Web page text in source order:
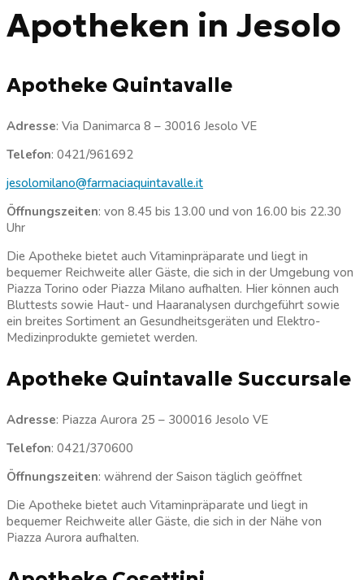
Apotheken in Jesolo
Apotheke Quintavalle
Adresse: Via Danimarca 8 – 30016 Jesolo VE
Telefon: 0421/961692
jesolomilano@farmaciaquintavalle.it
Öffnungszeiten: von 8.45 bis 13.00 und von 16.00 bis 22.30
Uhr
Die Apotheke bietet auch Vitaminpräparate und liegt in
bequemer Reichweite aller Gäste, die sich in der Umgebung von
Piazza Torino oder Piazza Milano aufhalten. Hier können auch
Bluttests sowie Haut- und Haaranalysen durchgeführt sowie
ein breites Sortiment an Gesundheitsgeräten und Elektro-
Medizinprodukte gemietet werden.
Apotheke Quintavalle Succursale
Adresse: Piazza Aurora 25 – 300016 Jesolo VE
Telefon: 0421/370600
Öffnungszeiten: während der Saison täglich geöffnet
Die Apotheke bietet auch Vitaminpräparate und liegt in
bequemer Reichweite aller Gäste, die sich in der Nähe von
Piazza Aurora aufhalten.